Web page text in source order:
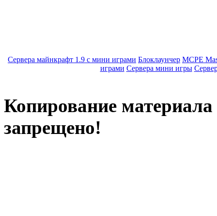
Сервера майнкрафт 1.9 с мини играми Блоклаунчер MCPE
играми Сервера мини игры
Копирование материала
запрещено!